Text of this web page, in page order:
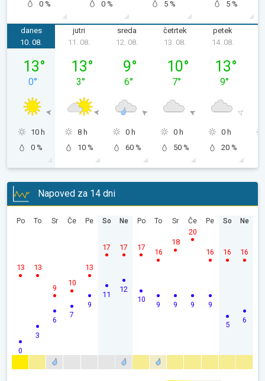
0 % 0 % 5 % 5 %
danes
ponedeljek, 10. 08.
10. 08.
13°
0°
10 h
0 %
jutri
11. 08.
13°
3°
8 h
10 %
sreda
12. 08.
9°
6°
0 h
60 %
četrtek
13. 08.
10°
7°
0 h
50 %
petek
14. 08.
13°
9°
0 h
20 %
Napoved za 14 dni
Po
0
13
To
3
13
Sr
6
9
Če
7
10
Pe
9
13
So
11
17
Ne
12
17
Po
10
17
To
9
16
Sr
9
18
Če
9
20
Pe
9
16
So
5
16
Ne
6
16